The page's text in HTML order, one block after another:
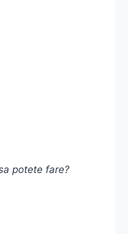
potete fare?